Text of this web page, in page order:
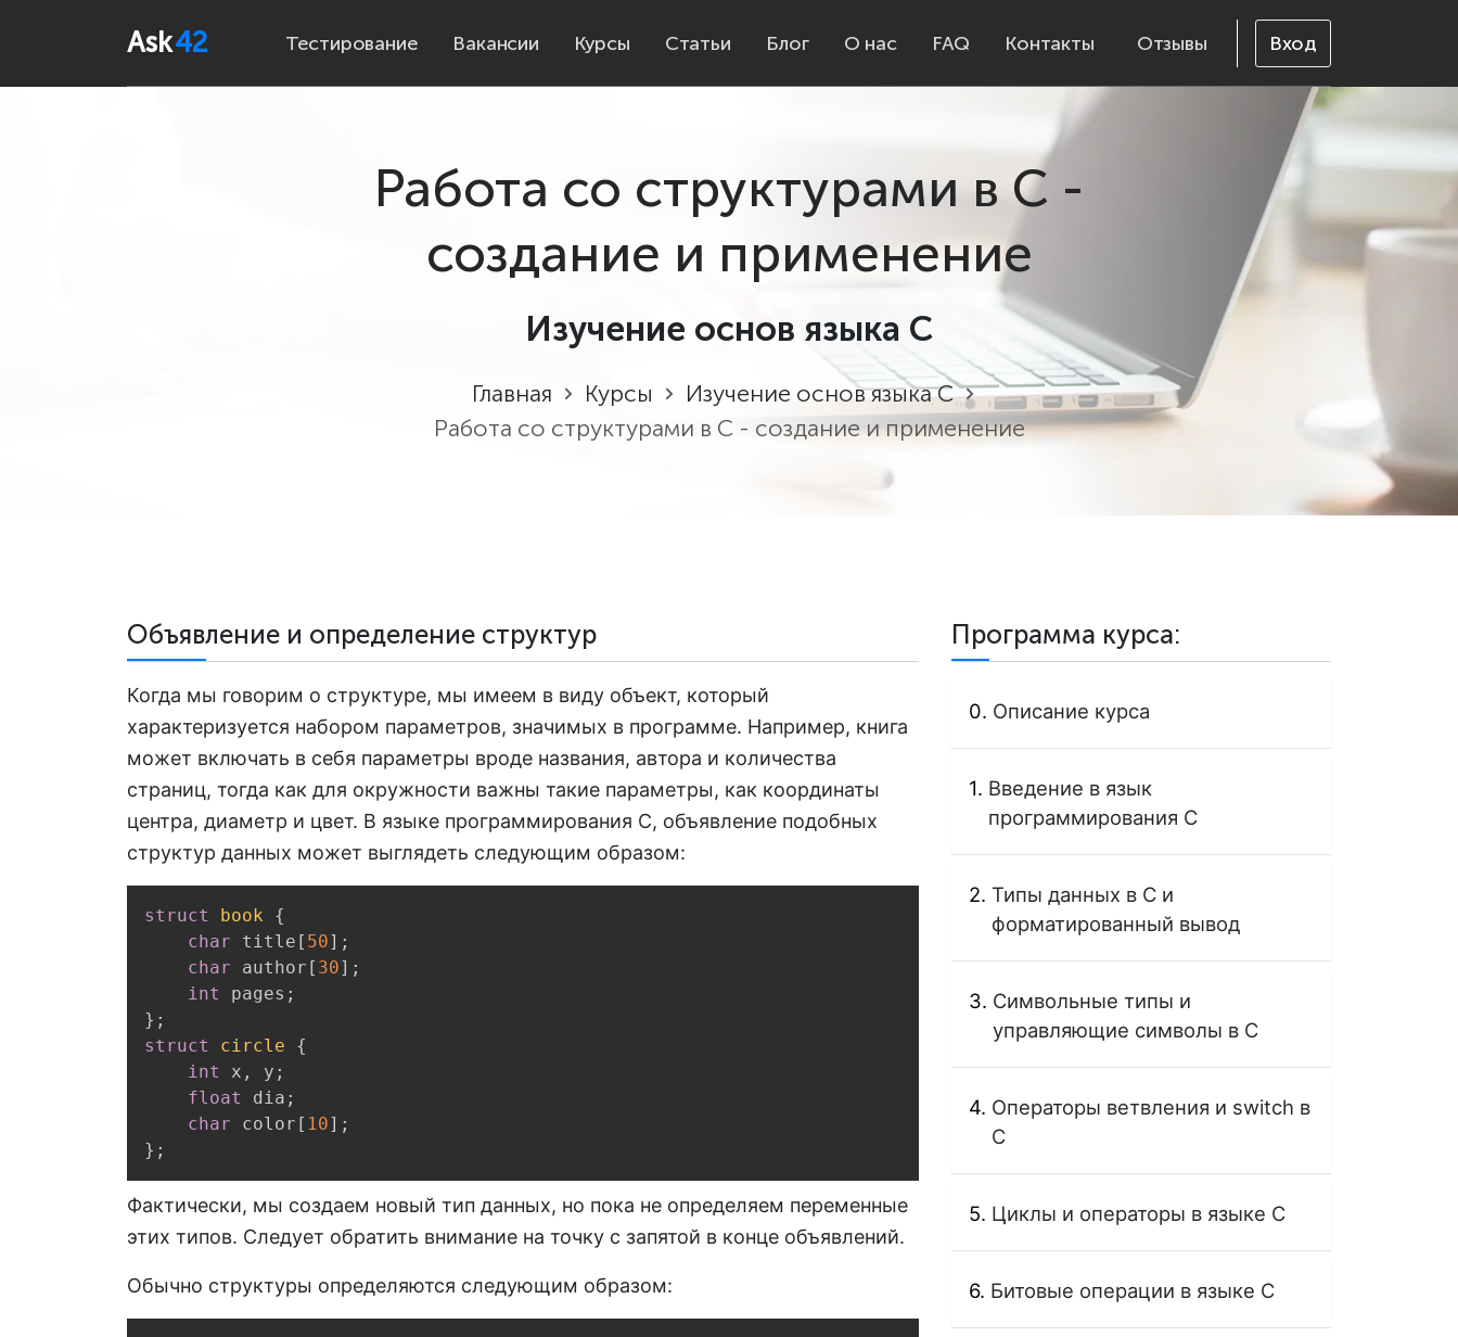
Ask42 Тестирование Вакансии Курсы Статьи Блог О нас FAQ Контакты Отзывы Вход
Работа со структурами в C -
создание и применение
Изучение основ языка C
Главная Курсы
Изучение основ языка C
Работа со структурами в C - создание и применение
Объявление и определение структур
Когда мы говорим о структуре, мы имеем в виду объект, который
характеризуется набором параметров, значимых в программе. Например, книга
может включать в себя параметры вроде названия, автора и количества
страниц, тогда как для окружности важны такие параметры, как координаты
центра, диаметр и цвет. В языке программирования C, объявление подобных
структур данных может выглядеть следующим образом:
struct book
{
char title [ 50] ;
char author [ 30] ;
int
pages ;
} ;
struct
circle
{
int
x , y ;
float
dia ;
char color [ 10] ;
} ;
Фактически, мы создаем новый тип данных, но пока не определяем переменные
этих типов. Следует обратить внимание на точку с запятой в конце объявлений.
Обычно структуры определяются следующим образом:
Программа курса:
Описание курса
Введение в язык
программирования C
Типы данных в C и
форматированный вывод
Символьные типы и
управляющие символы в C
Операторы ветвления и switch в
C
Циклы и операторы в языке C
Битовые операции в языке C